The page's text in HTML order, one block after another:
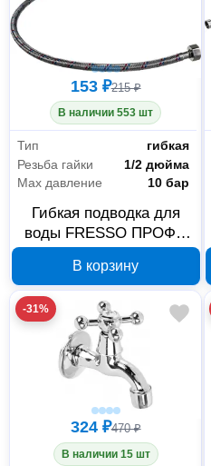
153 ₽215 ₽
В наличии 553 шт
Тип
гибкая
Резьба гайки
1/2 дюйма
Max давление
10 бар
Гибкая подводка для
воды FRESSO ПРОФФ
В корзину
-31%
324 ₽470 ₽
В наличии 15 шт